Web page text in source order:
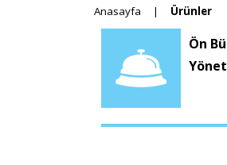
Anasayfa Ürünler
Ön